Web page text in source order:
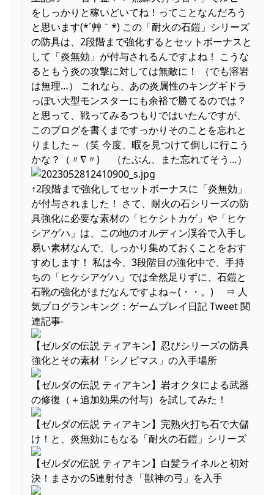
をしっかりと稼いどいてね！ってことなんだろう
と思います(*´艸｀*) この「耐火の石鎧」シリーズ
の防具は、2段階まで強化するとセットボーナスと
して「炎無効」が付与されるんですよね！ こうな
るともう炎の攻撃に対しては無敵に！ （でも溶岩
は無理…） これなら、あの炎属性のキングギドラ
っぽい大型モンスターにも余裕で勝てるのでは？
と思って、戦ってみるつもりではいたんですが、
このブログを書くまですっかりそのことを忘れと
りました～（笑 今度、暇を見つけて倒しに行こう
かな？（〃∇〃)ゞ （たぶん、また忘れてそう…）
↑2段階まで強化してセットボーナスに「炎無効」
が付与されました！ さて、耐火の石シリーズの防
具強化に必要な素材の「ヒケシトカゲ」や「ヒケ
シアゲハ」は、この地のオルディン渓谷で入手し
易い素材なんで、しっかり集めておくことをおす
すめします！ 私は今、3段階目の強化中で、手持
ちの「ヒケシアゲハ」では全然足りずに、石鎧と
石靴の強化がまだなんですよね～(・・。)ゞ ⇒ 人
気ブログランキング：ゲームプレイ日記 Tweet 関
連記事-
【ゼルダの伝説 ティアキン】忍びシリーズの防具
強化とその素材「シノビマス」の入手場所
【ゼルダの伝説 ティアキン】岩オクタによる武器
の修復（＋追加効果の付与）を試してみた！
【ゼルダの伝説 ティアキン】完熟火打ち石で大儲
け！と、炎無効にもなる「耐火の石鎧」シリーズ
【ゼルダの伝説 ティアキン】白髪ライネルと初対
決！まさかの5連射付き「獣神の弓」を入手